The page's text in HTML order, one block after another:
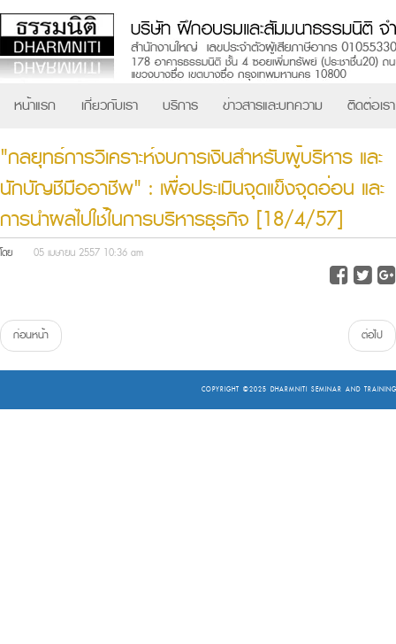
หน้าแรก เกี่ยวกับเรา บริการ ข่าวสารและบทความ ติดต่อเรา
"กลยุทธ์การวิเคราะห์งบการเงินสำหรับผู้บริหาร และ
นักบัญชีมืออาชีพ" : เพื่อประเมินจุดแข็งจุดอ่อน และ
การนำผลไปใช้ในการบริหารธุรกิจ [18/4/57]
โดย 05 เมษายน 2557 10:36 am
ก่อนหน้า ต่อไป
COPYRIGHT ©2025 DHARMNITI SEMINAR AND